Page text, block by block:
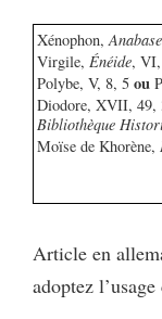
Xénophon, Anabase
Virgile, Énéide,
Polybe, V, 8, 5 ou
Diodore, XVII, 49,
Bibliothèque
Moïse de Khorène,
Article en
adoptez